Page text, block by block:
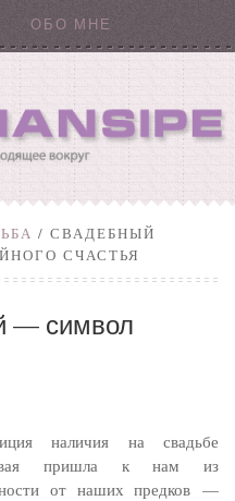
ОБО МНЕ
/ СВАДЕБНЫЙ
СЧАСТЬЯ
— символ
наличия на свадьбе
пришла к нам из
от наших предков —